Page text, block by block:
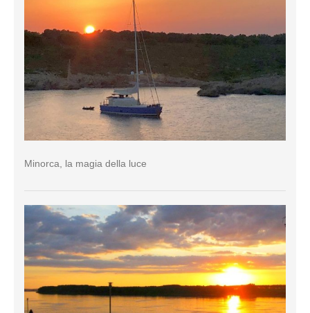
Minorca, la magia della luce